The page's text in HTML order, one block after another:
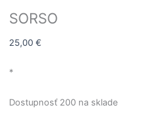
SORSO
25,00 €
*
Dostupnosť 200 na sklade